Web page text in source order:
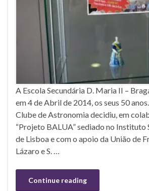
A Escola Secundária D. Maria II –
em 4 de Abril de 2014, os seus 50
Clube de Astronomia decidiu, em
“Projeto BALUA” sediado no Instituto
de Lisboa e com o apoio da União de
Lázaro e S. …
Continue reading